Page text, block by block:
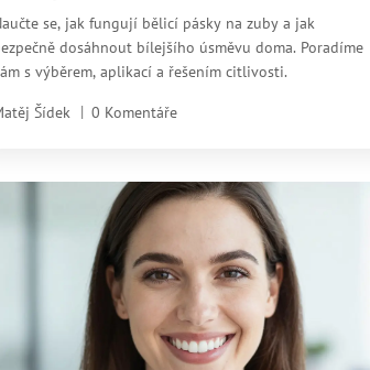
se, jak fungují bělicí pásky na zuby a jak
dosáhnout bílejšího úsměvu doma. Poradíme
s výběrem, aplikací a řešením citlivosti.
Šídek 0 Komentáře